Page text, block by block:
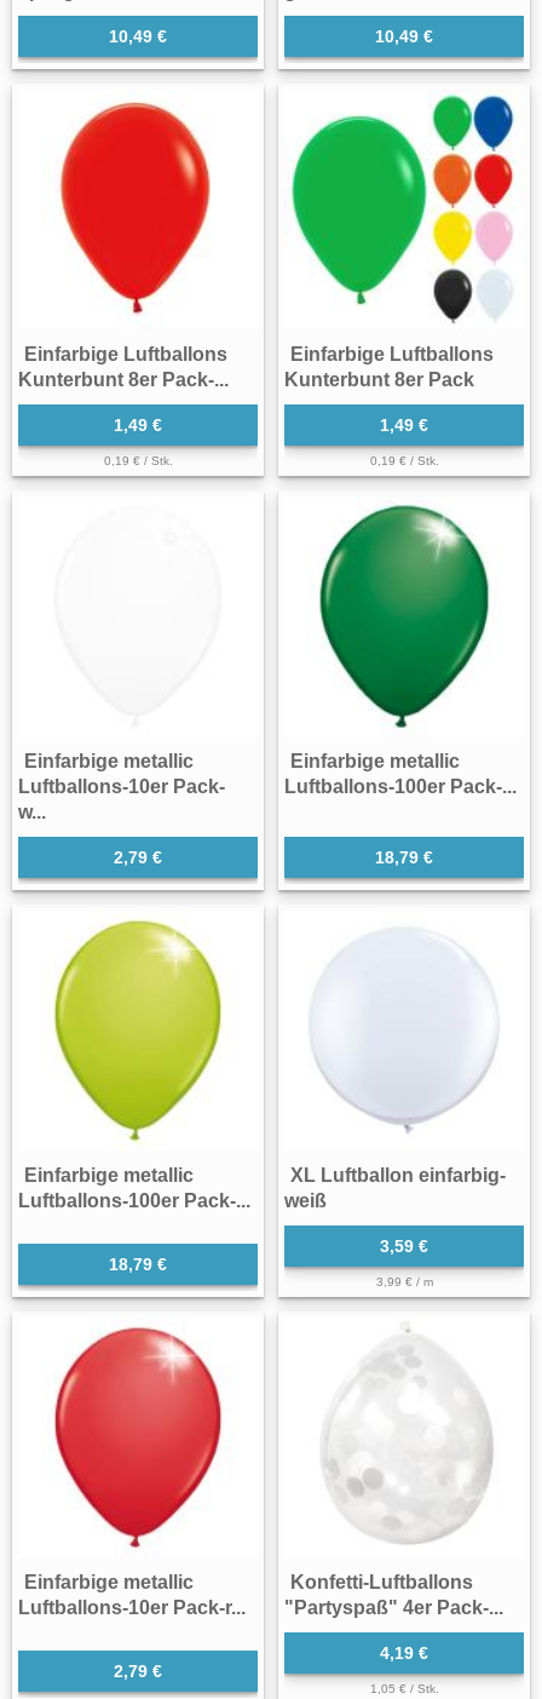
10,49 € 10,49 €
Einfarbige Luftballons
Kunterbunt 8er Pack-...
1,49 €
0,19 € / Stk.
Einfarbige Luftballons
Kunterbunt 8er Pack
1,49 €
0,19 € / Stk.
Einfarbige metallic
Luftballons-10er Pack-
w...
2,79 €
Einfarbige metallic
Luftballons-100er Pack-...
18,79 €
Einfarbige metallic
Luftballons-100er Pack-...
18,79 €
XL Luftballon einfarbig-
weiß
3,59 €
3,99 € / m
Einfarbige metallic
Luftballons-10er Pack-r...
2,79 €
Konfetti-Luftballons
"Partyspaß" 4er Pack-...
4,19 €
1,05 € / Stk.